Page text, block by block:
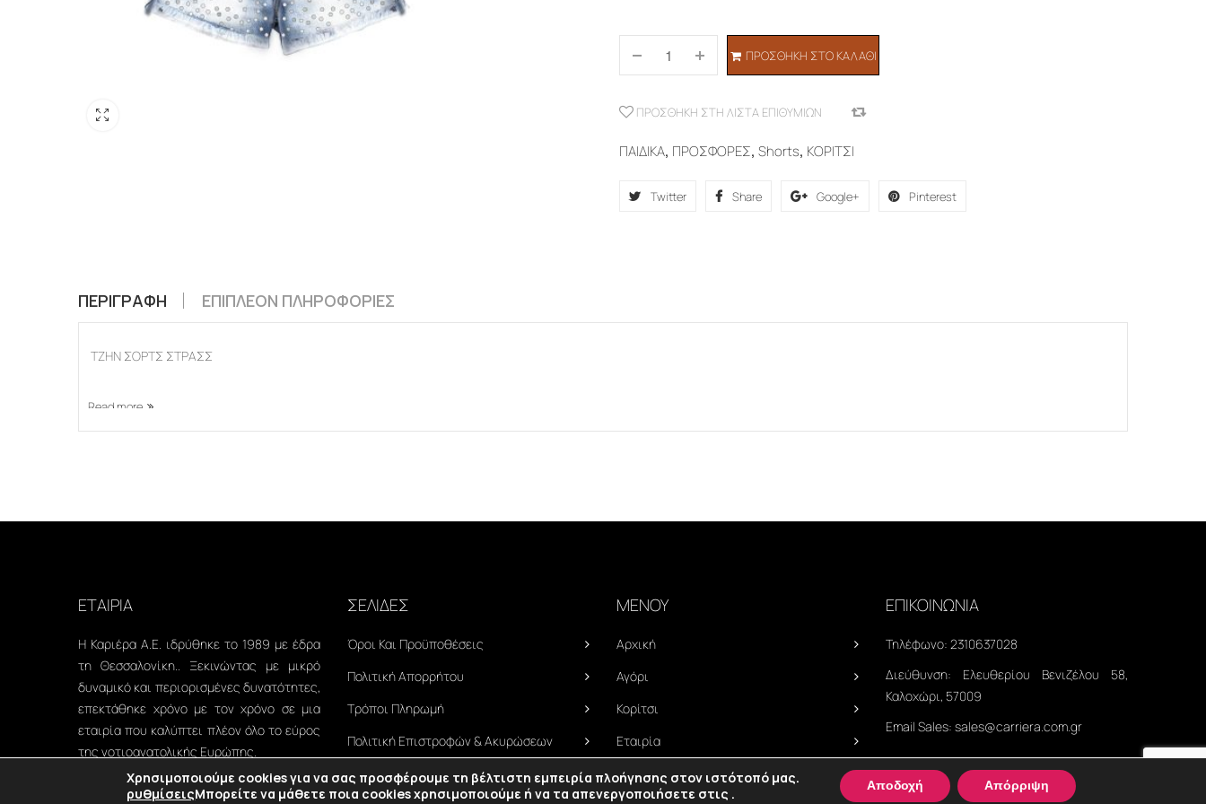
ΠΡΟΣΘΉΚΗ ΣΤΟ ΚΑΛΆΘΙ
ΠΡΟΣΘΉΚΗ ΣΤΗ ΛΊΣΤΑ ΕΠΙΘΥΜΙΏΝ
ΠΑΙΔΙΚΑ, ΠΡΟΣΦΟΡΕΣ,Shorts, ΚΟΡΙΤΣΙ
Twitter Share Google+ Pinterest
ΠΕΡΙΓΡΑΦΉ ΕΠΙΠΛΈΟΝ ΠΛΗΡΟΦΟΡΊΕΣ
ΤΖΗΝ ΣΟΡΤΣ ΣΤΡΑΣΣ
Read more
ΕΤΑΙΡΙΑ
Η Καριέρα Α.Ε. ιδρύθηκε το 1989 με έδρα
τη Θεσσαλονίκη.. Ξεκινώντας με μικρό
δυναμικό και περιορισμένες δυνατότητες,
επεκτάθηκε χρόνο με τον χρόνο σε μια
εταιρία που καλύπτει πλέον όλο το εύρος
της νοτιοανατολικής Ευρώπης.
ΣΕΛΙΔΕΣ
Όροι Και Προϋποθέσεις
Πολιτική Απορρήτου
Τρόποι Πληρωμή
Πολιτική Επιστροφών & Ακυρώσεων
ΜΕΝΟΥ
Αρχική
Αγόρι
Κορίτσι
Εταιρία
Επικοινωνία
ΕΠΙΚΟΙΝΩΝΙΑ
Τηλέφωνο: 2310637028
Διεύθυνση: Ελευθερίου Βενιζέλου 58,
Καλοχώρι, 57009
Email Sales: sales@carriera.com.gr
Χρησιμοποιούμε cookies για να σας προσφέρουμε τη βέλτιστη εμπειρία πλοήγησης στον ιστότοπό μας.
Μπορείτε να μάθετε ποια cookies χρησιμοποιούμε ή να τα απενεργοποιήσετε στις
ρυθμίσεις . Αποδοχή Απόρριψη